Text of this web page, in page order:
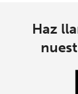
Haz